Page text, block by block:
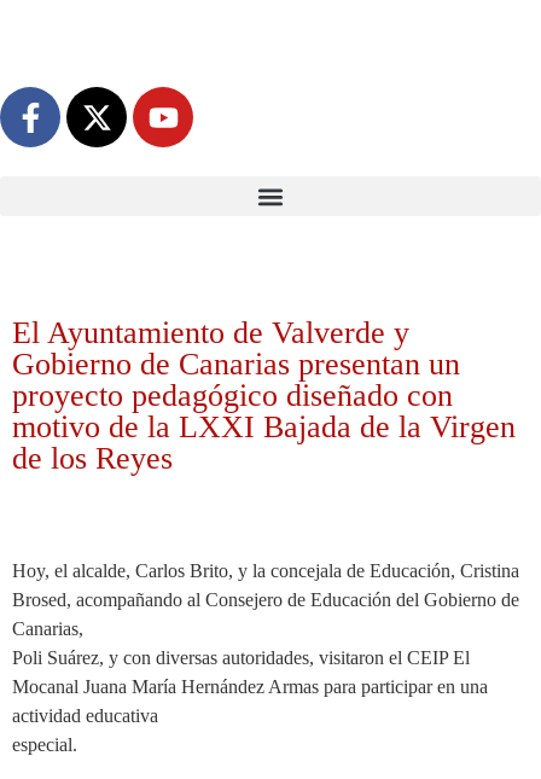
El Ayuntamiento de Valverde y
Gobierno de Canarias presentan un
proyecto pedagógico diseñado con
motivo de la LXXI Bajada de la Virgen
de los Reyes
Hoy, el alcalde, Carlos Brito, y la concejala de Educación, Cristina
Brosed, acompañando al Consejero de Educación del Gobierno de
Canarias,
Poli Suárez, y con diversas autoridades, visitaron el CEIP El
Mocanal Juana María Hernández Armas para participar en una
actividad educativa
especial.